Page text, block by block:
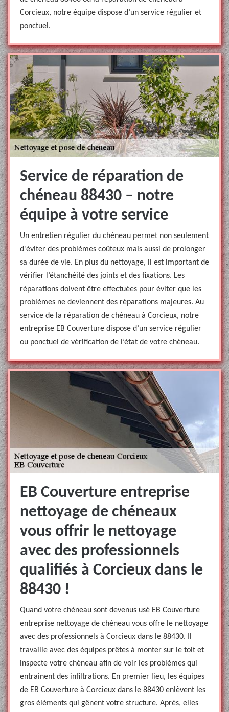
Corcieux, notre équipe dispose d’un service régulier et
ponctuel.
Service de réparation de
chéneau 88430 – notre
équipe à votre service
Un entretien régulier du chéneau permet non seulement
d'éviter des problèmes coûteux mais aussi de prolonger
sa durée de vie. En plus du nettoyage, il est important de
vérifier l’étanchéité des joints et des fixations. Les
réparations doivent être effectuées pour éviter que les
problèmes ne deviennent des réparations majeures. Au
service de la réparation de chéneau à Corcieux, notre
entreprise EB Couverture dispose d’un service régulier
ou ponctuel de vérification de l’état de votre chéneau.
EB Couverture entreprise
nettoyage de chéneaux
vous offrir le nettoyage
avec des professionnels
qualifiés à Corcieux dans le
88430 !
Quand votre chéneau sont devenus usé EB Couverture
entreprise nettoyage de chéneau vous offre le nettoyage
avec des professionnels à Corcieux dans le 88430. Il
travaille avec des équipes prêtes à monter sur le toit et
inspecte votre chéneau afin de voir les problèmes qui
entrainent des infiltrations. En premier lieu, les équipes
de EB Couverture à Corcieux dans le 88430 enlèvent les
gros éléments qui gênent votre structure. Après, elles